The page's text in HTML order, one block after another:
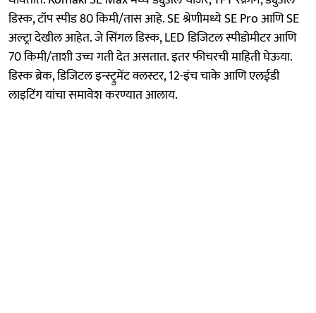
डिस्क, टॉप स्पीड 80 किमी/तास आहे. SE श्रेणीमध्ये SE Pro आणि SE
अल्ट्रा देखील आहेत. जे सिंगल डिस्क, LED डिजिटल स्पीडोमीटर आणि
70 किमी/ताशी उच्च गती देत असतात. इतर फीचरची माहिती घेऊया.
डिस्क ब्रेक, डिजिटल इन्स्ट्रुमेंट क्लस्टर, 12-इंच चाके आणि एलईडी
लाइटिंग यांचा समावेश करण्यात आलाय.